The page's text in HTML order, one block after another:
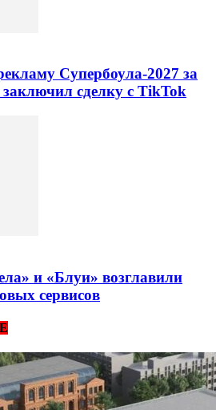
Супербоула-2027 за
сделку с TikTok
и «Блуи» возглавили
сервисов